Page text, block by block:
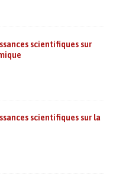
scientifiques sur
scientifiques sur la